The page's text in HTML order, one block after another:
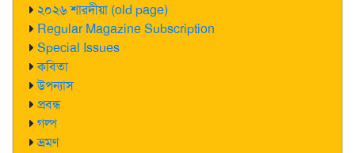
২০২৬ শারদীয়া (old page)
Regular Magazine Subscription
Special Issues
কবিতা
উপন্যাস
প্রবন্ধ
গল্প
ভ্রমণ